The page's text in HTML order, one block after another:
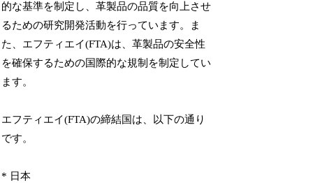
的な基準を制定し、革製品の品質を向上させ
るための研究開発活動を行っています。ま
た、エフティエイ(FTA)は、革製品の安全性
を確保するための国際的な規制を制定してい
ます。
エフティエイ(FTA)の締結国は、以下の通り
です。
* 日本